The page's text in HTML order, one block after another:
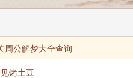
周公解梦大全查询
烤土豆